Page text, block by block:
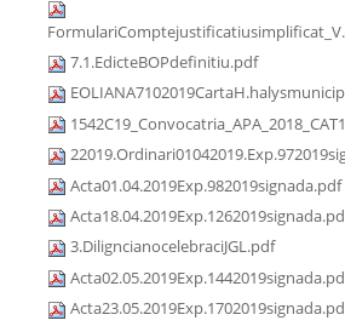
7.1.EdicteBOPdefinitiu.pdf
Acta01.04.2019Exp.982019signada.pdf
3.DiligncianocelebraciJGL.pdf